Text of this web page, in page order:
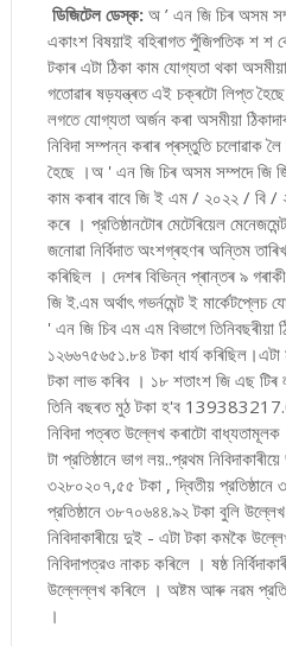
ডিজিটেল ডেস্ক:অ ’ এন জি চিৰ অসম
একাংশ বিষয়াই বহিৰাগত পুঁজিপতিক শ শ
টকাৰ এটা ঠিকা কাম যোগ্যতা থকা অসমীয়া
গতোৱাৰ ষড়যন্ত্ৰত এই চক্ৰটো লিপ্ত
লগতে যোগ্যতা অর্জন কৰা অসমীয়া
নিবিদা সম্পন্ন কৰাৰ প্ৰস্তুতি চলোৱাক লৈ
হৈছে ।অ ' এন জি চিৰ অসম সম্পদে জি
কাম কৰাৰ বাবে জি ই এম / ২০২২ / বি /
কৰে । প্রতিষ্ঠানটোৰ মেটেৰিয়েল
জনোৱা নির্বিদাত অংশগ্ৰহণৰ অন্তিম
কৰিছিল । দেশৰ বিভিন্ন প্ৰান্তৰ ৯ গৰাকী
জি ই.এম অর্থাৎ গভর্নমেন্ট ই
' এন জি চিব এম এম বিভাগে তিনিবছৰীয়া
১২৬৬৭৫৬৫১.৮৪ টকা ধার্য
টকা লাভ কৰিব । ১৮ শতাংশ জি এছ টিৰ
তিনি বছৰত মুঠ টকা হ'ব
নিবিদা পত্ৰত উল্লেখ কৰাটো বাধ্যতামূলক
টা প্রতিষ্ঠানে ভাগ লয়..প্রথম
৩২৮০২০৭,৫৫ টকা , দ্বিতীয়
প্রতিষ্ঠানে ৩৮৭০৬৪৪.৯২ টকা বুলি
নিবিদাকাৰীয়ে দুই - এটা টকা কমকৈ
নিবিদাপত্রও নাকচ কৰিলে । ষষ্ঠ
উল্লেল্লখ কৰিলে । অষ্টম আৰু নৱম
।